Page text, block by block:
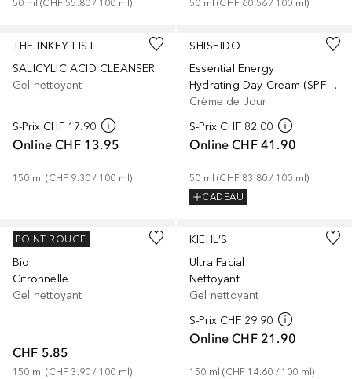
50 ml (CHF 55.80 / 100 ml ) 50 ml (CHF 60.56 / 100 ml )
THE INKEY LIST
SALICYLIC ACID CLEANSER
Gel nettoyant
S-Prix CHF 17.90
Online CHF 13.95
150 ml (CHF 9.30 / 100 ml)
SHISEIDO
Essential Energy
Hydrating Day Cream (SPF 20)
Crème de Jour
S-Prix CHF 82.00
Online CHF 41.90
50 ml (CHF 83.80 / 100 ml)
CADEAU
GARNIER
Bio
Citronnelle
Gel nettoyant
CHF 5.85
150 ml (CHF 3.90 / 100 ml)
POINT ROUGE
KIEHL’S
Ultra Facial
Nettoyant
Gel nettoyant
S-Prix CHF 29.90
Online CHF 21.90
150 ml (CHF 14.60 / 100 ml)